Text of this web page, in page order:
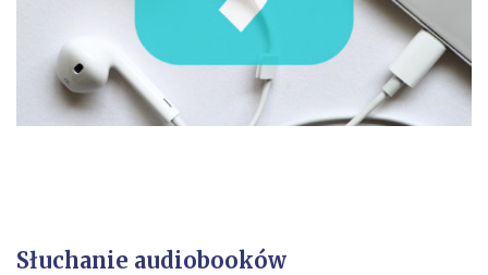
Słuchanie audiobooków